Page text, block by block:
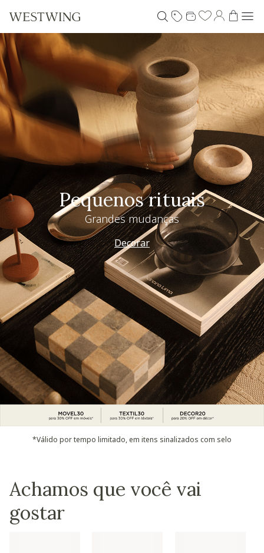
Pequenos rituais
Grandes mudanças
Decorar
*Válido por tempo limitado, em itens sinalizados com selo
Achamos que você vai
gostar